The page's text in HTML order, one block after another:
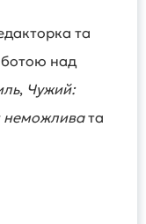
та
над
, Чужий:
неможливата